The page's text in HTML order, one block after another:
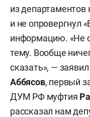
из департаментов
и не опровергнул
информацию. «Не
тему. Вообще
сказать», —
Аббясов, первый
ДУМ РФ муфтия
рассказал нам